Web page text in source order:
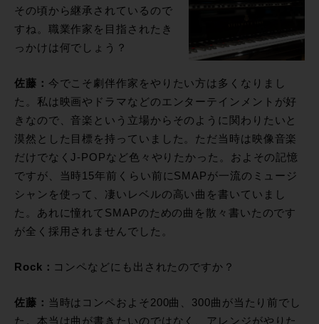
その頃から継承されているので
すね。職業作家を目指されたき
っかけは何でしょう？
佐藤： 今でこそ劇伴作家をやりたい方は多くなりまし
た。私は映画やドラマなどのエンターテインメントが好
きなので、音楽という立場からそのように関わりたいと
漠然とした目標を持っていました。ただ当時は映像音楽
だけでなくJ-POPなど色々やりたかった。およその記憶
ですが、当時15年前くらい前にSMAPが一流のミュージ
シャンを使って、凄いレベルの高い曲を書いていまし
た。あれに憧れてSMAPのための曲を散々書いたのです
が全く採用されませんでした。
Rock： コンペなどにも出されたのですか？
佐藤： 当時はコンペおよそ200曲、300曲が当たり前でし
た。本当は曲が書きたいのではなく、アレンジがやりた